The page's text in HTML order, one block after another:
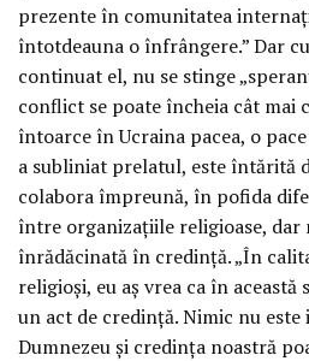
prezente în comunitatea
întotdeauna o înfrângere.” Dar
continuat el, nu se stinge
conflict se poate încheia cât mai
întoarce în Ucraina pacea, o
a subliniat prelatul, este întărită
colabora împreună, în pofida
între organizațiile religioase, dar
înrădăcinată în credință. „În
religioși, eu aș vrea ca în această
un act de credință. Nimic nu
Dumnezeu și credința noastră